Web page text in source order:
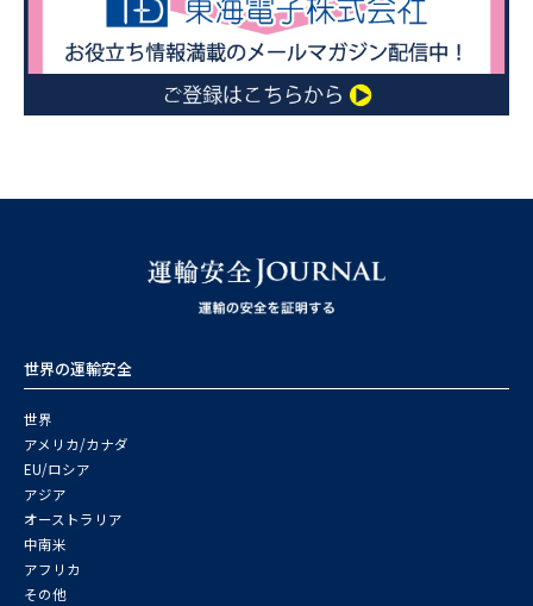
世界の運輸安全
世界
アメリカ/カナダ
EU/ロシア
アジア
オーストラリア
中南米
アフリカ
その他